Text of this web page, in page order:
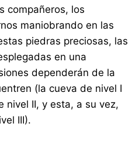
compañeros, los
maniobrando en las
piedras preciosas, las
en una
dependerán de la
(la cueva de nivel I
nivel II, y esta, a su vez,
III).